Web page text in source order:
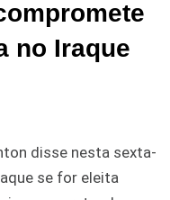
no Iraque
disse nesta sexta-
se for eleita